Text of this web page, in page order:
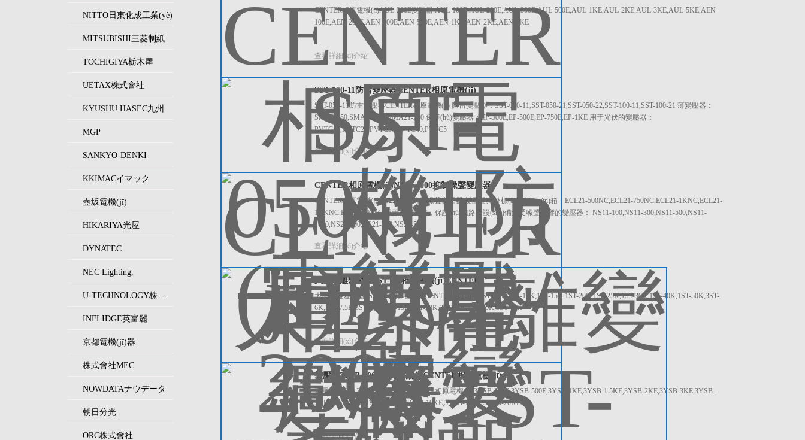
NITTO日東化成工業(yè)
MITSUBISHI三菱制紙
TOCHIGIYA栃木屋
UETAX株式會社
KYUSHU HASEC九州
MGP
SANKYO-DENKI
KKIMACイマック
壺坂電機(jī)
HIKARIYA光屋
DYNATEC
NEC Lighting,
U-TECHNOLOGY株式會社
INFLIDGE英富麗
京都電機(jī)器
株式會社MEC
NOWDATAナウデータ
朝日分光
ORC株式會社
CENTER相原電機(jī)AUL-200E變壓器 AUL-100E,AUL-200E,AUL-300E,AUL-500E,AUL-1KE,AUL-2KE,AUL-3KE,AUL-5KE,AEN-
100E,AEN-200E,AEN-300E,AEN-500E,AEN-1KE,AEN-2KE,AEN-3KE
查看詳細(xì)介紹
SST-050-11防雷變壓器CENTER相原電機(jī)
SST-050-11防雷變壓器CENTER相原電機(jī) 防雷變壓器：SST-050-11,SST-050-21,SST-050-22,SST-100-11,SST-100-21 薄變壓器：
SMA21-50,SMA21-100,SMA21-200 保護(hù)變壓器：EP-300E,EP-500E,EP-750E,EP-1KE 用于光伏的變壓器：
PVTC10,PVTC20,PVTC30,PVTC40,PVTC5
查看詳細(xì)介紹
CENTER相原電機(jī)NS22-1000抑制噪聲變壓器
CENTER相原電機(jī)NS22-1000抑制噪聲變壓器 變壓器戶外標(biāo)準(zhǔn)箱：ECL21-500NC,ECL21-750NC,ECL21-1KNC,ECL21-
1.5KNC,ECL21-2KNC 用于抑制噪聲，保護(hù)線路和設(shè)備免受噪聲影響的變壓器： NS11-100,NS11-300,NS11-500,NS11-
1000,NS21-100,NS21-300,NS21-500
查看詳細(xì)介紹
大型隔離變壓器1ST-6K相原電機(jī)CENTER
大型隔離變壓器1ST-6K相原電機(jī)CENTER 1ST-6K,1ST-7.5K,1ST-10K,1ST-15K,1ST-20K,1ST-25K,1ST-30K,1ST-40K,1ST-50K,3ST-
6K,3ST-7.5K,3ST-10K,3ST-15K,3ST-20K,3ST-25K,3ST-30K,3ST-40K
查看詳細(xì)介紹
變壓器3YSB-300E三相多繞組CENTER相原電機(jī)
變壓器3YSB-300E三相多繞組CENTER相原電機(jī) 3YSB-300E,3YSB-500E,3YSB-1KE,3YSB-1.5KE,3YSB-2KE,3YSB-3KE,3YSB-
5KE,3YSB-6KE,3YSB-7.5KE,3YSB-10KE,3YSB-15KE,3YSB-20KE
查看詳細(xì)介紹